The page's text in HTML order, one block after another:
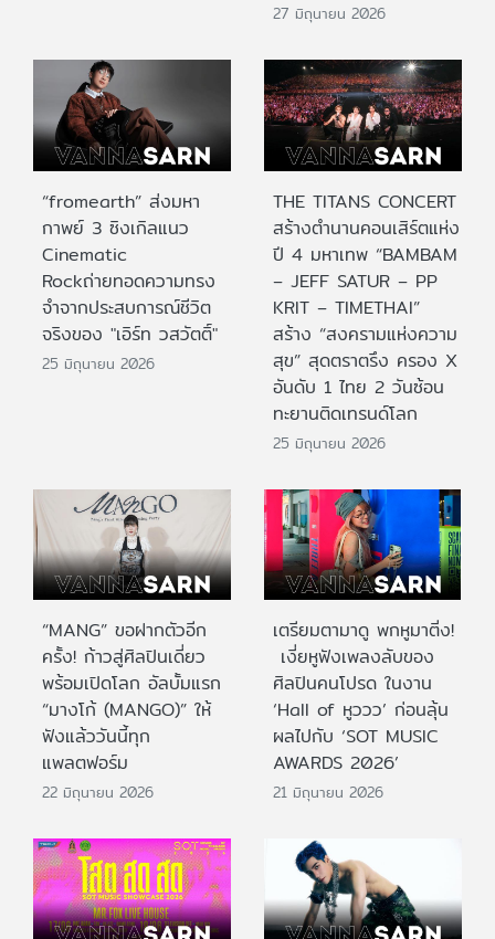
27 มิถุนายน 2026
“fromearth” ส่งมหา
กาพย์ 3 ซิงเกิลแนว
Cinematic
Rockถ่ายทอดความทรง
จำจากประสบการณ์ชีวิต
จริงของ "เอิร์ท วสวัตติ์"
25 มิถุนายน 2026
THE TITANS CONCERT
สร้างตำนานคอนเสิร์ตแห่ง
ปี 4 มหาเทพ “BAMBAM
– JEFF SATUR – PP
KRIT – TIMETHAI”
สร้าง “สงครามแห่งความ
สุข” สุดตราตรึง ครอง X
อันดับ 1 ไทย 2 วันซ้อน
ทะยานติดเทรนด์โลก
25 มิถุนายน 2026
“MANG” ขอฝากตัวอีก
ครั้ง! ก้าวสู่ศิลปินเดี่ยว
พร้อมเปิดโลก อัลบั้มแรก
“มางโก้ (MANGO)” ให้
ฟังแล้ววันนี้ทุก
แพลตฟอร์ม
22 มิถุนายน 2026
เตรียมตามาดู พกหูมาติ่ง!
เงี่ยหูฟังเพลงลับของ
ศิลปินคนโปรด ในงาน
‘Hall of หูววว’ ก่อนลุ้น
ผลไปกับ ‘SOT MUSIC
AWARDS 2026’
21 มิถุนายน 2026